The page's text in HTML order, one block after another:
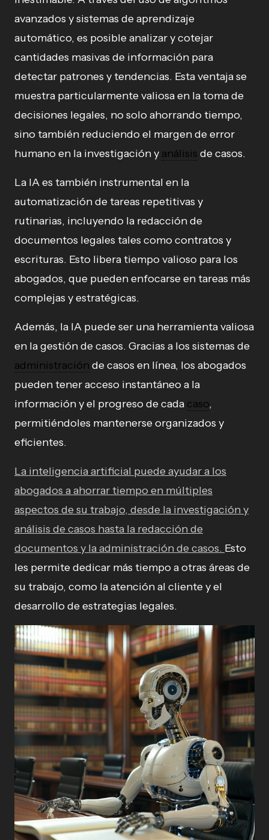
avanzados y sistemas de aprendizaje
automático, es posible analizar y cotejar
cantidades masivas de información para
detectar patrones y tendencias. Esta ventaja se
muestra particularmente valiosa en la toma de
decisiones legales, no solo ahorrando tiempo,
sino también reduciendo el margen de error
humano en la investigación y análisis de casos.
La IA es también instrumental en la
automatización de tareas repetitivas y
rutinarias, incluyendo la redacción de
documentos legales tales como contratos y
escrituras. Esto libera tiempo valioso para los
abogados, que pueden enfocarse en tareas más
complejas y estratégicas.
Además, la IA puede ser una herramienta valiosa
en la gestión de casos. Gracias a los sistemas de
administración de casos en línea, los abogados
pueden tener acceso instantáneo a la
información y el progreso de cada caso,
permitiéndoles mantenerse organizados y
eficientes.
La inteligencia artificial puede ayudar a los
abogados a ahorrar tiempo en múltiples
aspectos de su trabajo, desde la investigación y
análisis de casos hasta la redacción de
documentos y la administración de casos. Esto
les permite dedicar más tiempo a otras áreas de
su trabajo, como la atención al cliente y el
desarrollo de estrategias legales.